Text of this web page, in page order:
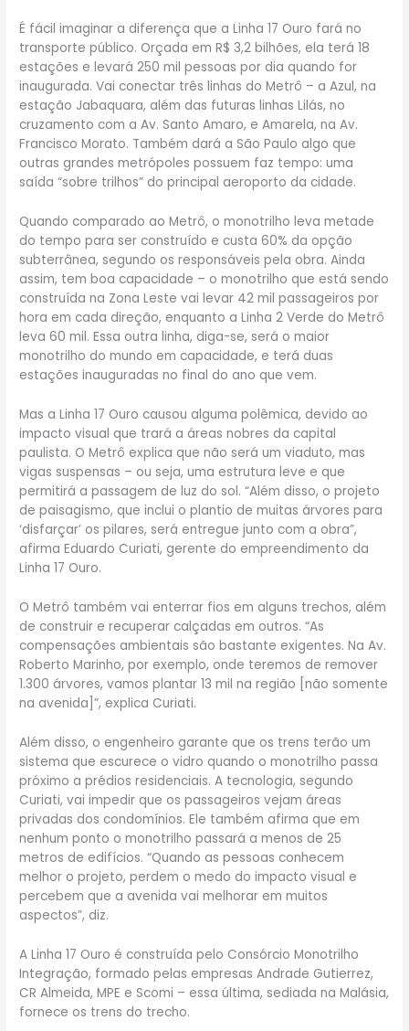
É fácil imaginar a diferença que a Linha 17 Ouro fará no
transporte público. Orçada em R$ 3,2 bilhões, ela terá 18
estações e levará 250 mil pessoas por dia quando for
inaugurada. Vai conectar três linhas do Metrô – a Azul, na
estação Jabaquara, além das futuras linhas Lilás, no
cruzamento com a Av. Santo Amaro, e Amarela, na Av.
Francisco Morato. Também dará a São Paulo algo que
outras grandes metrópoles possuem faz tempo: uma
saída “sobre trilhos” do principal aeroporto da cidade.
Quando comparado ao Metrô, o monotrilho leva metade
do tempo para ser construído e custa 60% da opção
subterrânea, segundo os responsáveis pela obra. Ainda
assim, tem boa capacidade – o monotrilho que está sendo
construída na Zona Leste vai levar 42 mil passageiros por
hora em cada direção, enquanto a Linha 2 Verde do Metrô
leva 60 mil. Essa outra linha, diga-se, será o maior
monotrilho do mundo em capacidade, e terá duas
estações inauguradas no final do ano que vem.
Mas a Linha 17 Ouro causou alguma polêmica, devido ao
impacto visual que trará a áreas nobres da capital
paulista. O Metrô explica que não será um viaduto, mas
vigas suspensas – ou seja, uma estrutura leve e que
permitirá a passagem de luz do sol. “Além disso, o projeto
de paisagismo, que inclui o plantio de muitas árvores para
‘disfarçar’ os pilares, será entregue junto com a obra”,
afirma Eduardo Curiati, gerente do empreendimento da
Linha 17 Ouro.
O Metrô também vai enterrar fios em alguns trechos, além
de construir e recuperar calçadas em outros. “As
compensações ambientais são bastante exigentes. Na Av.
Roberto Marinho, por exemplo, onde teremos de remover
1.300 árvores, vamos plantar 13 mil na região [não somente
na avenida]”, explica Curiati.
Além disso, o engenheiro garante que os trens terão um
sistema que escurece o vidro quando o monotrilho passa
próximo a prédios residenciais. A tecnologia, segundo
Curiati, vai impedir que os passageiros vejam áreas
privadas dos condomínios. Ele também afirma que em
nenhum ponto o monotrilho passará a menos de 25
metros de edifícios. “Quando as pessoas conhecem
melhor o projeto, perdem o medo do impacto visual e
percebem que a avenida vai melhorar em muitos
aspectos”, diz.
A Linha 17 Ouro é construída pelo Consórcio Monotrilho
Integração, formado pelas empresas Andrade Gutierrez,
CR Almeida, MPE e Scomi – essa última, sediada na Malásia,
fornece os trens do trecho.